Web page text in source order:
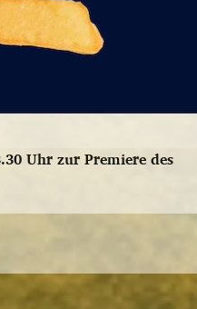
Uhr zur Premiere des